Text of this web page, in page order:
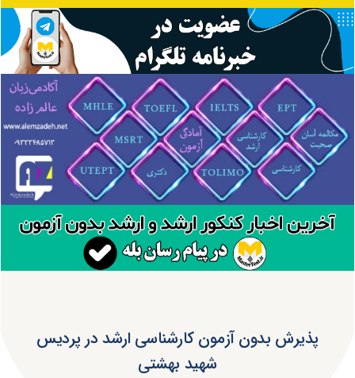
پذیرش بدون آزمون کارشناسی ارشد در پردیس
شهید بهشتی